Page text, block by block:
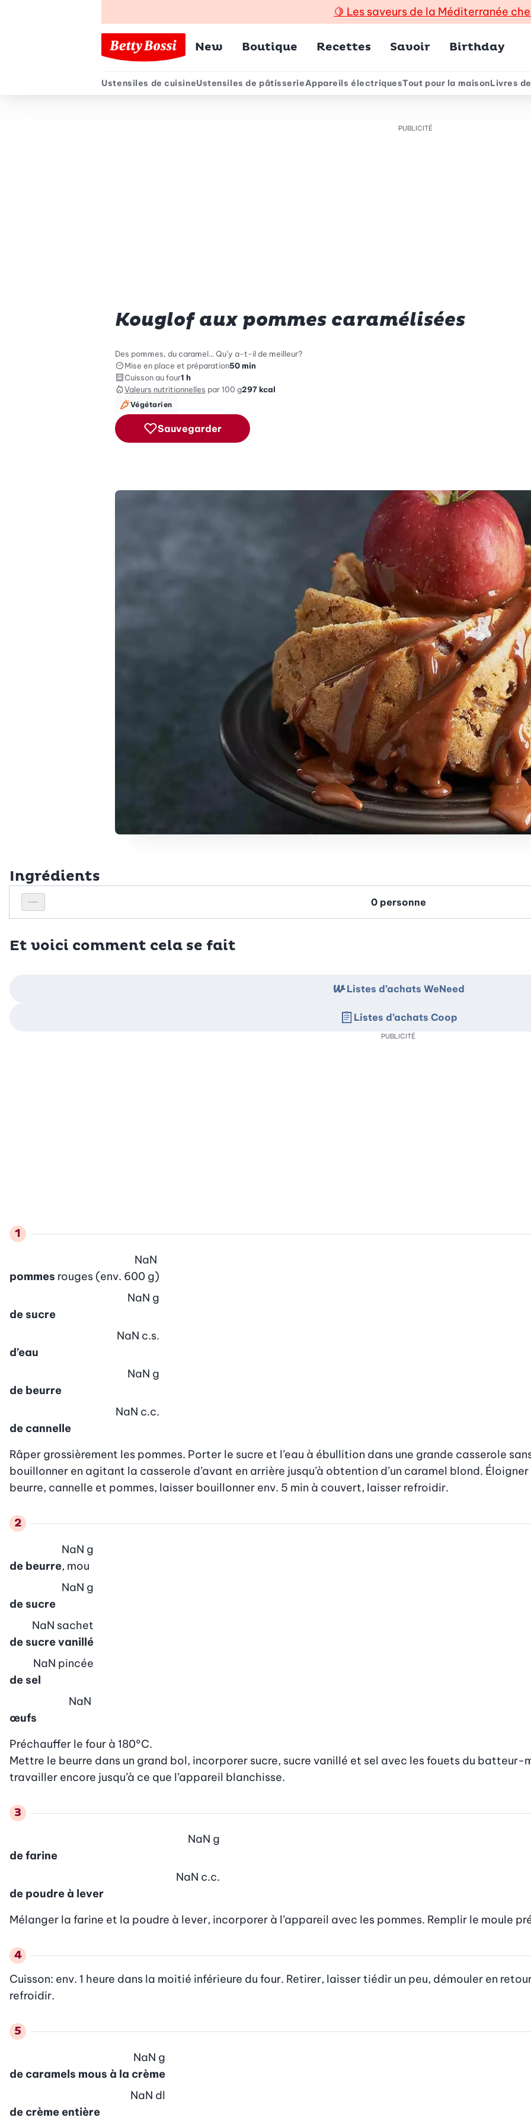
🍋 Les saveurs de la Méditerranée
Menu principal
New Boutique Recettes Savoir Birthday
Menu secondaire
Ustensiles de cuisineUstensiles de pâtisserieAppareils électriquesTout pour la maisonLivres
PUBLICITÉ
Kouglof aux pommes caramélisées
Des pommes, du caramel… Qu’y a-t-il de meilleur?
Mise en place et préparation50 min
Cuisson au four1 h
Valeurs nutritionnelles par 100 g297 kcal
Végétarien
Sauvegarder
Ingrédients
Réduire le nombre de personnes
Personnes
Et voici comment cela se fait
pommes rouges (env. 600 g)
NaN
de sucre
NaN g
d’eau
NaN c.s.
de beurre
NaN g
de cannelle
NaN c.c.
Râper grossièrement les pommes. Porter le sucre et l’eau à ébullition dans une grande casserole
bouillonner en agitant la casserole d’avant en arrière jusqu’à obtention d’un caramel blond.
beurre, cannelle et pommes, laisser bouillonner env. 5 min à couvert, laisser refroidir.
de beurre, mou
NaN g
de sucre
NaN g
de sucre vanillé
NaN sachet
de sel
NaN pincée
œufs
NaN
Préchauffer le four à 180°C.
Mettre le beurre dans un grand bol, incorporer sucre, sucre vanillé et sel avec les fouets du
travailler encore jusqu’à ce que l’appareil blanchisse.
de farine
NaN g
de poudre à lever
NaN c.c.
Mélanger la farine et la poudre à lever, incorporer à l’appareil avec les pommes. Remplir le moule
Cuisson: env. 1 heure dans la moitié inférieure du four. Retirer, laisser tiédir un peu, démouler en
refroidir.
de caramels mous à la crème
NaN g
de crème entière
NaN dl
Listes d’achats WeNeed
Listes d’achats Coop
PUBLICITÉ